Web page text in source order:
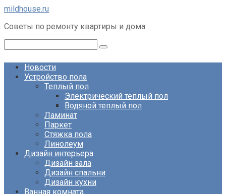
Перейти
контенту
mildhouse.ru
Советы по ремонту квартиры и дома
Новости
Устройство пола
Теплый пол
Электрический теплый пол
Водяной теплый пол
Ламинат
Паркет
Стяжка пола
Линолеум
Дизайн интерьера
Дизайн зала
Дизайн спальни
Дизайн кухни
Ванная комната